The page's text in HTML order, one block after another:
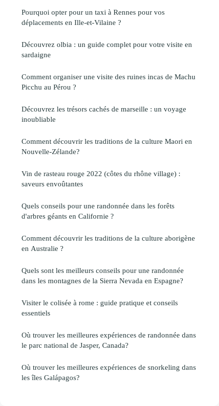
Pourquoi opter pour un taxi à Rennes pour vos
déplacements en Ille-et-Vilaine ?
Découvrez olbia : un guide complet pour votre visite en
sardaigne
Comment organiser une visite des ruines incas de Machu
Picchu au Pérou ?
Découvrez les trésors cachés de marseille : un voyage
inoubliable
Comment découvrir les traditions de la culture Maori en
Nouvelle-Zélande?
Vin de rasteau rouge 2022 (côtes du rhône village) :
saveurs envoûtantes
Quels conseils pour une randonnée dans les forêts
d'arbres géants en Californie ?
Comment découvrir les traditions de la culture aborigène
en Australie ?
Quels sont les meilleurs conseils pour une randonnée
dans les montagnes de la Sierra Nevada en Espagne?
Visiter le colisée à rome : guide pratique et conseils
essentiels
Où trouver les meilleures expériences de randonnée dans
le parc national de Jasper, Canada?
Où trouver les meilleures expériences de snorkeling dans
les îles Galápagos?